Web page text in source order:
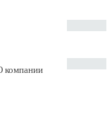
компании